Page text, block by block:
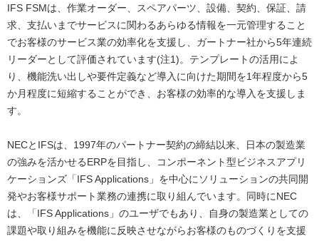
シ
ョ
ン
IFS FSMは、作業オーダー、スペアパーツ、設備、契約、保証、請
求、支払いまでサービスに関わるあらゆる情報を一元管理すること
でお客様のサービス業の効率化を支援し、ガートナー社から5年連続
リーダーとして評価されています(注1)。テンプレートの活用によ
り、機能洗い出しや要件定義など導入に向けた期間を1年程度から5
か月程度に短縮することができ、お客様の効率的な導入を支援しま
す。
NECとIFSは、1997年のパートナー契約の締結以来、日本の製造業
の強みを活かせるERPを目指し、コンポーネント型ビジネスアプリ
ケーションズ「IFS Applications」を中心にソリューションの共同開
発やお客様サポート業務の連携に取り組んでいます。同時にNEC
は、「IFS Applications」のユーザでもあり、自身の製造業としての
課題や取り組みを機能に反映させながらお客様のものづくりを支援